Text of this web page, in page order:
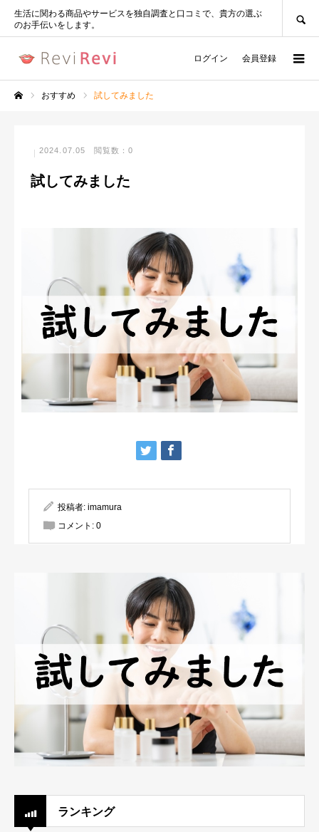
生活に関わる商品やサービスを独自調査と口コミで、貴方の選ぶ
のお手伝いをします。
ログイン 会員登録
おすすめ 試してみました
2024.07.05 閲覧数：0
試してみました
投稿者: imamura
コメント: 0
ランキング